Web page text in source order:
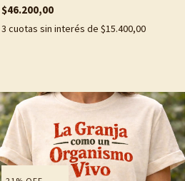
$46.200,00
3 cuotas sin interés de $15.400,00